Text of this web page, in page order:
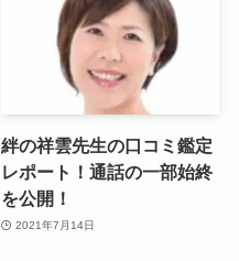
絆の祥雲先生の口コミ鑑定
レポート！通話の一部始終
を公開！
2021年7月14日